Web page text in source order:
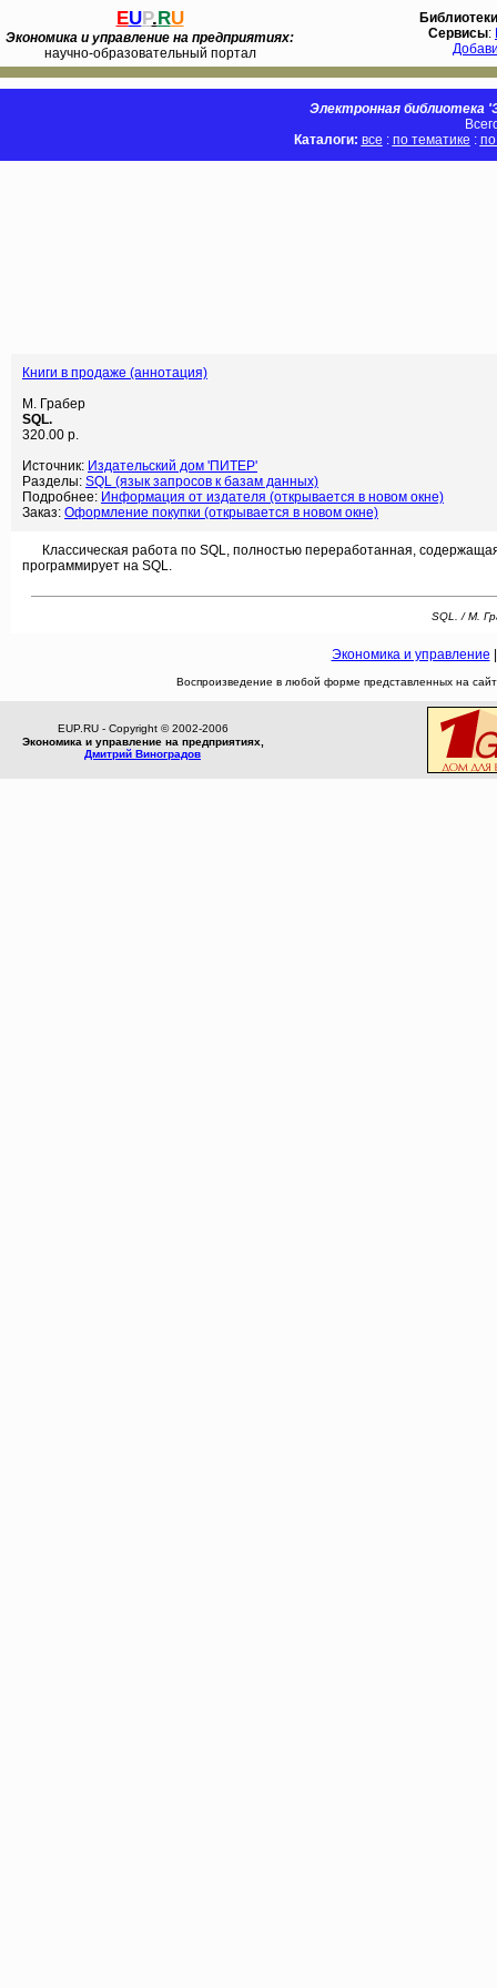
EUP.RU
Экономика и управление на предприятиях:
научно-образовательный портал
Библиотеки
Сервисы:
Электронная библиотека
Каталоги: все : по тематике :
Книги в продаже (аннотация)
М. Грабер
SQL.
320.00 р.
Источник: Издательский дом 'ПИТЕР'
Разделы: SQL (язык запросов к базам данных)
Подробнее: Информация от издателя (открывается в новом окне)
Заказ: Оформление покупки (открывается в новом окне)
Классическая работа по SQL, полностью переработанная,
программирует на SQL.
SQL. / М.
Экономика и управление
Воспроизведение в любой форме представленных на
EUP.RU - Copyright © 2002-2006
Экономика и управление на предприятиях,
Дмитрий Виноградов